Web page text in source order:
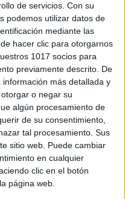
de servicios. Con su
podemos utilizar datos de
mediante las
hacer clic para otorgarnos
1017 socios para
previamente descrito. De
más detallada y
o negar su
algún procesamiento de
de su consentimiento,
tal procesamiento. Sus
sitio web. Puede cambiar
en cualquier
clic en el botón
página web.